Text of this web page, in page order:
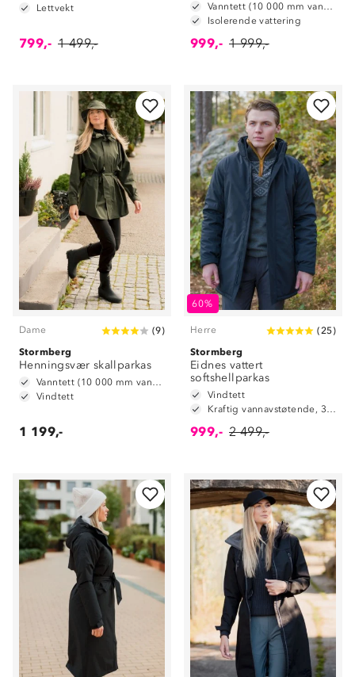
Lettvekt
799,- 1 499,-
Vanntett (10 000 mm vannsøyle)
Isolerende vattering
999,- 1 999,-
Dame (9)
Stormberg
Henningsvær skallparkas
Vanntett (10 000 mm vannsøyle)
Vindtett
1 199,-
60%
Herre (25)
Stormberg
Eidnes vattert
softshellparkas
Vindtett
Kraftig vannavstøtende, 3.000mm vannsøyle
999,- 2 499,-